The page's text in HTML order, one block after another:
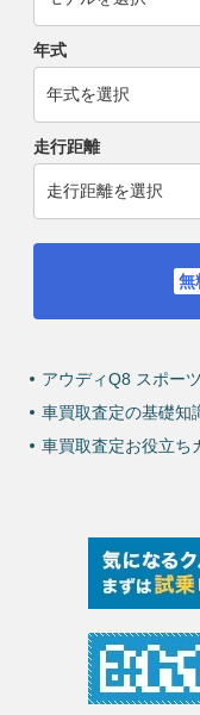
年式
走行距離
アウディQ8 スポー
車買取査定の基礎知
車買取査定お役立ち